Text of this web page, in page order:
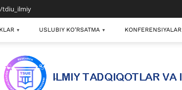
▾ USLUBIY KO’RSATMA ▾ KONFERENSIYALAR